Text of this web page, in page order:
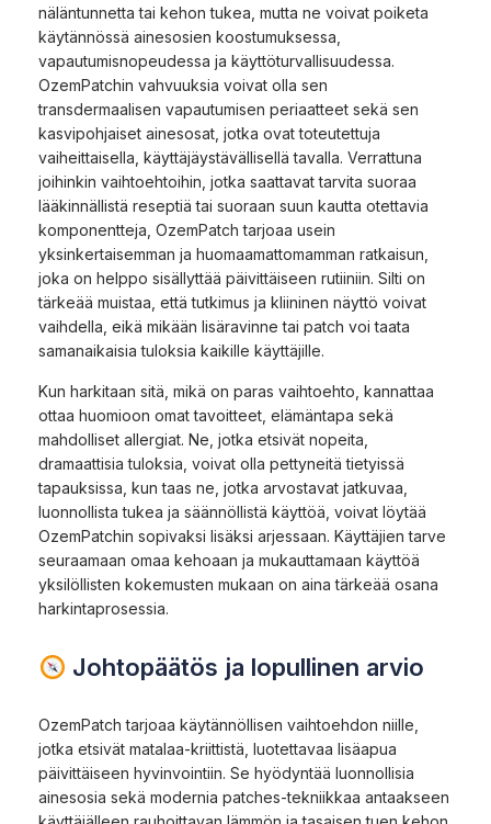
näläntunnetta tai kehon tukea, mutta ne voivat poiketa
käytännössä ainesosien koostumuksessa,
vapautumisnopeudessa ja käyttöturvallisuudessa.
OzemPatchin vahvuuksia voivat olla sen
transdermaalisen vapautumisen periaatteet sekä sen
kasvipohjaiset ainesosat, jotka ovat toteutettuja
vaiheittaisella, käyttäjäystävällisellä tavalla. Verrattuna
joihinkin vaihtoehtoihin, jotka saattavat tarvita suoraa
lääkinnällistä reseptiä tai suoraan suun kautta otettavia
komponentteja, OzemPatch tarjoaa usein
yksinkertaisemman ja huomaamattomamman ratkaisun,
joka on helppo sisällyttää päivittäiseen rutiiniin. Silti on
tärkeää muistaa, että tutkimus ja kliininen näyttö voivat
vaihdella, eikä mikään lisäravinne tai patch voi taata
samanaikaisia tuloksia kaikille käyttäjille.
Kun harkitaan sitä, mikä on paras vaihtoehto, kannattaa
ottaa huomioon omat tavoitteet, elämäntapa sekä
mahdolliset allergiat. Ne, jotka etsivät nopeita,
dramaattisia tuloksia, voivat olla pettyneitä tietyissä
tapauksissa, kun taas ne, jotka arvostavat jatkuvaa,
luonnollista tukea ja säännöllistä käyttöä, voivat löytää
OzemPatchin sopivaksi lisäksi arjessaan. Käyttäjien tarve
seuraamaan omaa kehoaan ja mukauttamaan käyttöä
yksilöllisten kokemusten mukaan on aina tärkeää osana
harkintaprosessia.
Johtopäätös ja lopullinen arvio
OzemPatch tarjoaa käytännöllisen vaihtoehdon niille,
jotka etsivät matalaa-kriittistä, luotettavaa lisäapua
päivittäiseen hyvinvointiin. Se hyödyntää luonnollisia
ainesosia sekä modernia patches-tekniikkaa antaakseen